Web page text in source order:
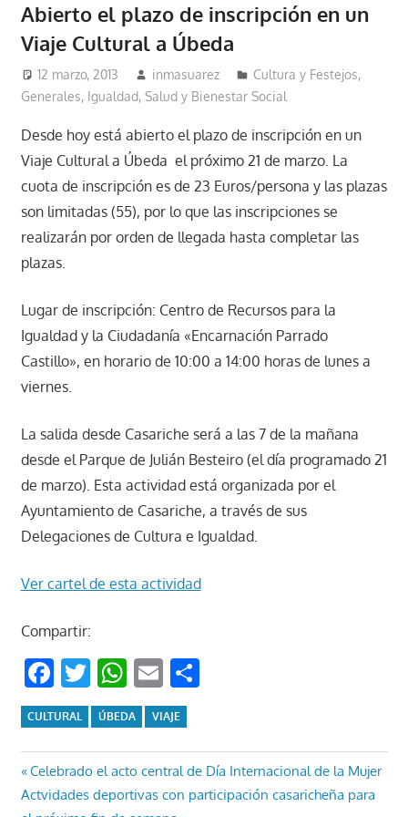
Abierto el plazo de inscripción en un
Viaje Cultural a Úbeda
12 marzo, 2013 inmasuarez Cultura y Festejos,
Generales, Igualdad, Salud y Bienestar Social
Desde hoy está abierto el plazo de inscripción en un
Viaje Cultural a Úbeda el próximo 21 de marzo. La
cuota de inscripción es de 23 Euros/persona y las plazas
son limitadas (55), por lo que las inscripciones se
realizarán por orden de llegada hasta completar las
plazas.
Lugar de inscripción: Centro de Recursos para la
Igualdad y la Ciudadanía «Encarnación Parrado
Castillo», en horario de 10:00 a 14:00 horas de lunes a
viernes.
La salida desde Casariche será a las 7 de la mañana
desde el Parque de Julián Besteiro (el día programado 21
de marzo). Esta actividad está organizada por el
Ayuntamiento de Casariche, a través de sus
Delegaciones de Cultura e Igualdad.
Ver cartel de esta actividad
Compartir:
Facebook
Twitter
WhatsApp
EmailCompartir
CULTURAL ÚBEDA VIAJE
Navegación
Entrada
anterior:
Celebrado el acto central de Día Internacional de la Mujer
Entrada
Actvidades deportivas con participación casaricheña para